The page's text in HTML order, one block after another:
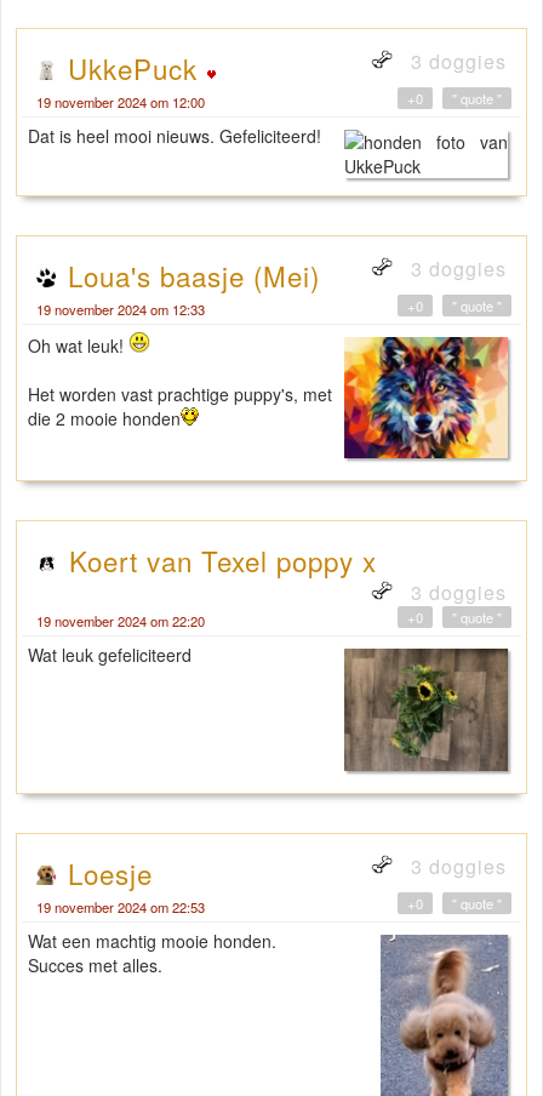
UkkePuck 3 doggies
19 november 2024 om 12:00 " quote "
+0
Dat is heel mooi nieuws. Gefeliciteerd!
Loua's baasje (Mei) 3 doggies
19 november 2024 om 12:33 " quote "
+0
Oh wat leuk!
Het worden vast prachtige puppy's, met
die 2 mooie honden
Koert van Texel poppy x
3 doggies
19 november 2024 om 22:20 " quote "
+0
Wat leuk gefeliciteerd
Loesje 3 doggies
19 november 2024 om 22:53 " quote "
+0
Wat een machtig mooie honden.
Succes met alles.